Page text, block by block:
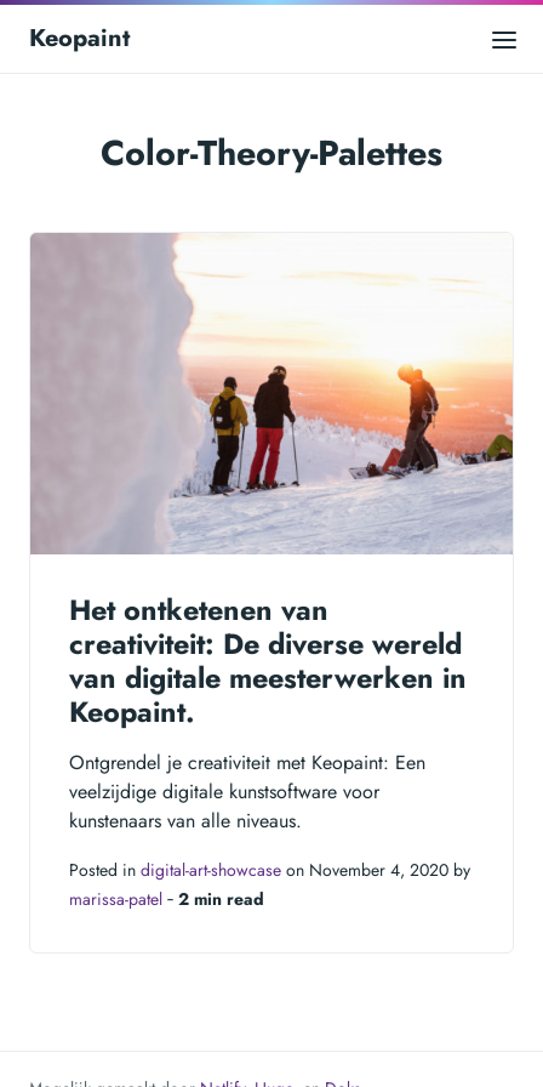
Keopaint
Color-Theory-Palettes
Het ontketenen van
creativiteit: De diverse wereld
van digitale meesterwerken in
Keopaint.
Ontgrendel je creativiteit met Keopaint: Een
veelzijdige digitale kunstsoftware voor
kunstenaars van alle niveaus.
Posted in digital-art-showcase on November 4, 2020 by
marissa-patel ‐ 2 min read